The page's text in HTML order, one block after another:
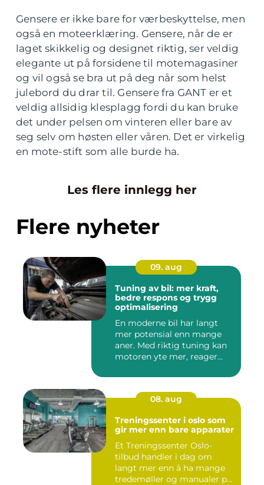
Gensere er ikke bare for værbeskyttelse, men
også en moteerklæring. Gensere, når de er
laget skikkelig og designet riktig, ser veldig
elegante ut på forsidene til motemagasiner
og vil også se bra ut på deg når som helst
julebord du drar til. Gensere fra GANT er et
veldig allsidig klesplagg fordi du kan bruke
det under pelsen om vinteren eller bare av
seg selv om høsten eller våren. Det er virkelig
en mote-stift som alle burde ha.
Les flere innlegg her
Flere nyheter
09. aug
Tuning av bil: mer kraft,
bedre respons og trygg
optimalisering
En moderne bil har langt
mer potensial enn mange
aner. Med riktig tuning kan
motoren yte mer, reager...
08. aug
Treningssenter i oslo som
gir mer enn bare apparater
Et Treningssenter Oslo-
tilbud handler i dag om
langt mer enn å ha mange
tredemøller og manualer på